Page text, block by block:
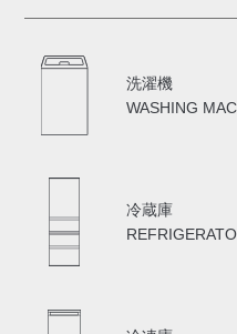
WASHING
洗濯機
冷蔵庫